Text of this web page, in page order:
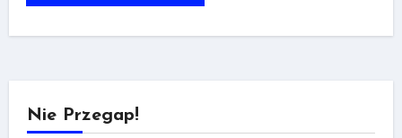
Nie Przegap!